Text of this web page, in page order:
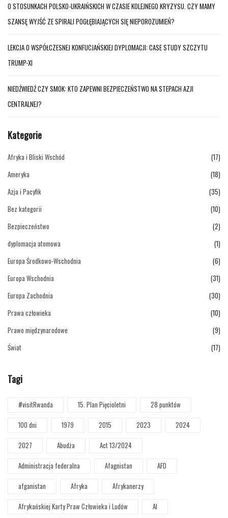
O STOSUNKACH POLSKO-UKRAIŃSKICH W CZASIE KOLEJNEGO KRYZYSU. CZY MAMY
SZANSĘ WYJŚĆ ZE SPIRALI POGŁĘBIAJĄCYCH SIĘ NIEPOROZUMIEŃ?
LEKCJA O WSPÓŁCZESNEJ KONFUCJAŃSKIEJ DYPLOMACJI: CASE STUDY SZCZYTU
TRUMP-XI
NIEDŹWIEDŹ CZY SMOK: KTO ZAPEWNI BEZPIECZEŃSTWO NA STEPACH AZJI
CENTRALNEJ?
Kategorie
Afryka i Bliski Wschód
(17)
Ameryka
(18)
Azja i Pacyfik
(35)
Bez kategorii
(10)
Bezpieczeństwo
(2)
dyplomacja atomowa
(1)
Europa Środkowo-Wschodnia
(6)
Europa Wschodnia
(31)
Europa Zachodnia
(30)
Prawa człowieka
(10)
Prawo międzynarodowe
(9)
Świat
(17)
Tagi
#visitRwanda 15. Plan Pięcioletni
28 punktów
100 dni
1979 2015 2023
2024
2027
Abudża
Act 13/2024
Administracja federalna
Afagnistan
AFD
afganistan
Afryka
Afrykanerzy
Afrykańskiej Karty Praw Człowieka i Ludów
AI